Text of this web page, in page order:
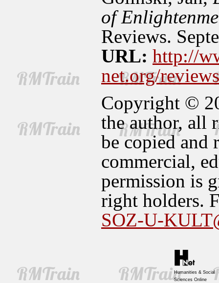
of
Reviews.
URL: http://
net.org/
Copyright ©
the author, all
be copied and
commercial,
permission is
right holders.
SOZ-U-
Humanities & Social
Sciences Online